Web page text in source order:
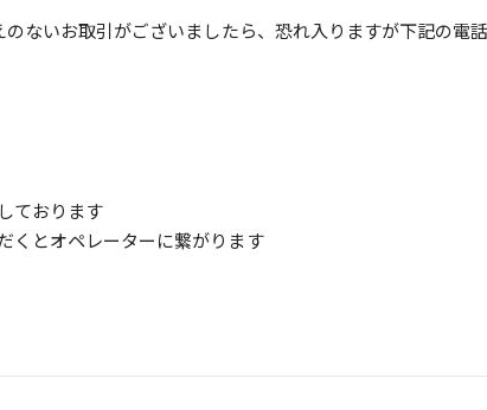
ないお取引がございましたら、恐れ入りますが下記の電
ております
くとオペレーターに繋がります